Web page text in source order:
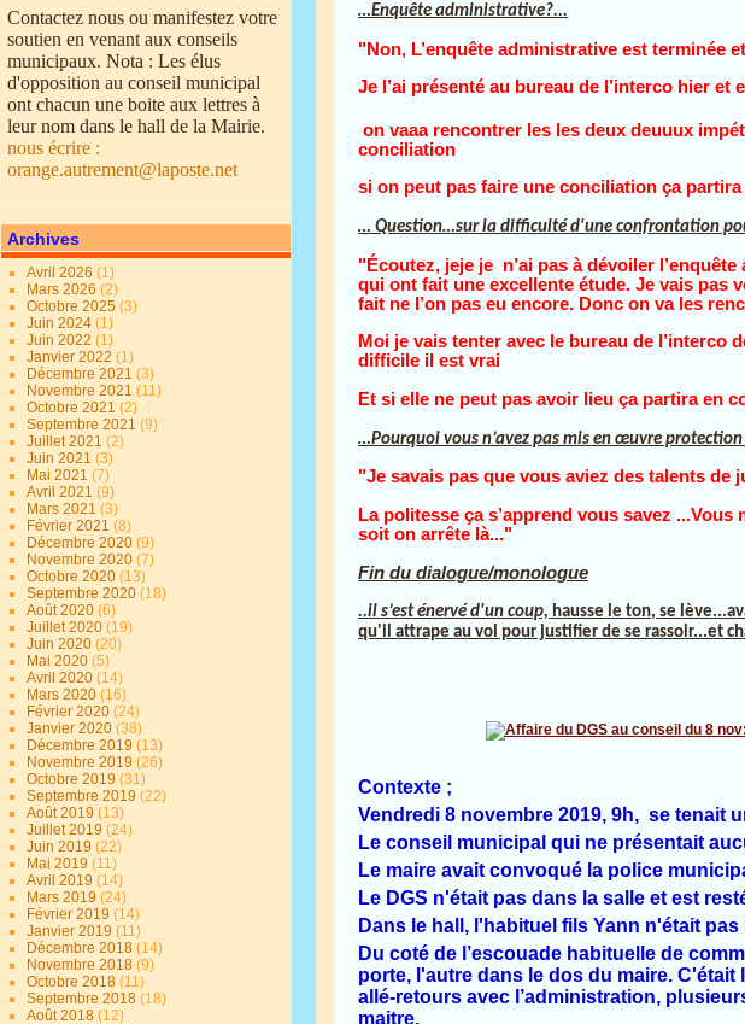
Contactez nous ou manifestez votre
soutien en venant aux conseils
municipaux. Nota : Les élus
d'opposition au conseil municipal
ont chacun une boite aux lettres à
leur nom dans le hall de la Mairie.
nous écrire :
orange.autrement@laposte.net
Archives
Avril 2026(1)
Mars 2026(2)
Octobre 2025(3)
Juin 2024(1)
Juin 2022(1)
Janvier 2022(1)
Décembre 2021(3)
Novembre 2021(11)
Octobre 2021(2)
Septembre 2021(9)
Juillet 2021(2)
Juin 2021(3)
Mai 2021(7)
Avril 2021(9)
Mars 2021(3)
Février 2021(8)
Décembre 2020(9)
Novembre 2020(7)
Octobre 2020(13)
Septembre 2020(18)
Août 2020(6)
Juillet 2020(19)
Juin 2020(20)
Mai 2020(5)
Avril 2020(14)
Mars 2020(16)
Février 2020(24)
Janvier 2020(38)
Décembre 2019(13)
Novembre 2019(26)
Octobre 2019(31)
Septembre 2019(22)
Août 2019(13)
Juillet 2019(24)
Juin 2019(22)
Mai 2019(11)
Avril 2019(14)
Mars 2019(24)
Février 2019(14)
Janvier 2019(11)
Décembre 2018(14)
Novembre 2018(9)
Octobre 2018(11)
Septembre 2018(18)
Août 2018(12)
…Enquête administrative?...
"Non, L’enquête administrative est terminée
Je l’ai présenté au bureau de l’interco hier et
on vaaa rencontrer les les deux deuuux
conciliation
si on peut pas faire une conciliation ça
… Question…sur la difficulté d'une confrontation
"Écoutez, jeje je n’ai pas à dévoiler
qui ont fait une excellente étude. Je vais pas
fait ne l’on pas eu encore. Donc on va les
Moi je vais tenter avec le bureau de l’interco
difficile il est vrai
Et si elle ne peut pas avoir lieu ça partira en
…Pourquoi vous n’avez pas mis en œuvre
"Je savais pas que vous aviez des talents de
La politesse ça s’apprend vous savez
soit on arrête là..."
Fin du dialogue/monologue
..il s’est énervé d'un coup, hausse le ton, se
qu'il attrape au vol pour justifier de se rassoir...et
Contexte ;
Vendredi 8 novembre 2019, 9h, se tenait
Le conseil municipal qui ne présentait
Le maire avait convoqué la police
Le DGS n'était pas dans la salle et est
Dans le hall, l'habituel fils Yann n'était
Du coté de l’escouade habituelle de
porte, l'autre dans le dos du maire.
allé-retours avec l’administration,
maitre.